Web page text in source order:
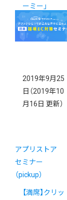
ーミー」
2019年9月25
日 （2019年10
月16日 更新）
アプリストア
セミナー
（pickup）
【満席】クリッ